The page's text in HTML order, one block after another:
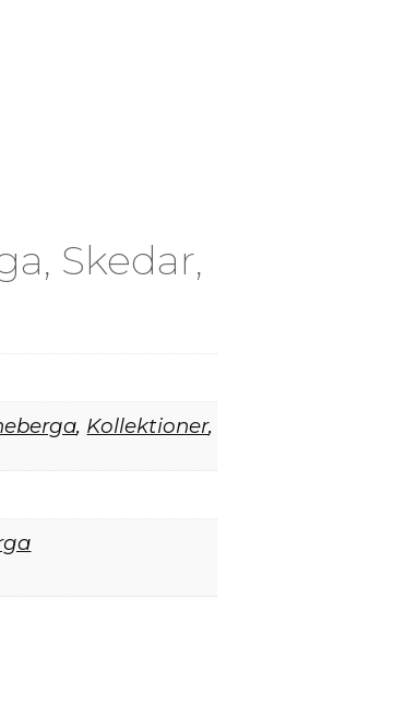
Skedar,
, Kollektioner,